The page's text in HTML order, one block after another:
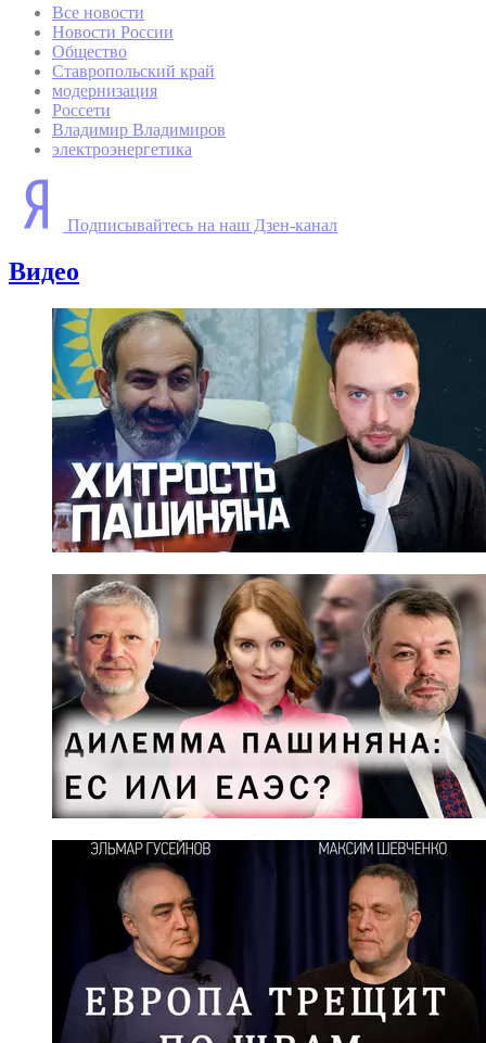
Все новости
Новости России
Общество
Ставропольский край
модернизация
Россети
Владимир Владимиров
электроэнергетика
Подписывайтесь на наш Дзен-канал
Видео